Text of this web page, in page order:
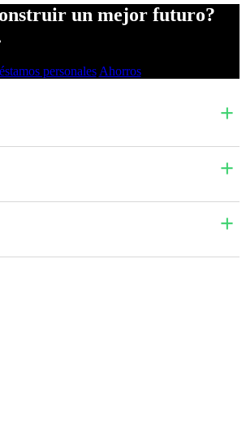
un mejor futuro?
personales Ahorros